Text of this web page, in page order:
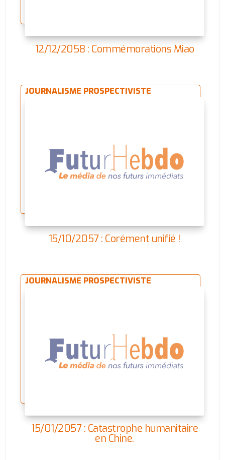
12/12/2058 : Commémorations Miao
JOURNALISME PROSPECTIVISTE
15/10/2057 : Corément unifié !
JOURNALISME PROSPECTIVISTE
15/01/2057 : Catastrophe humanitaire
en Chine.